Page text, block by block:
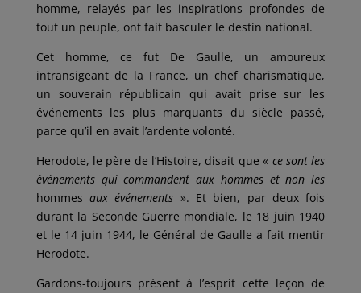
homme, relayés par les inspirations profondes de
tout un peuple, ont fait basculer le destin national.
Cet homme, ce fut De Gaulle, un amoureux
intransigeant de la France, un chef charismatique,
un souverain républicain qui avait prise sur les
événements les plus marquants du siècle passé,
parce qu’il en avait l’ardente volonté.
Herodote, le père de l’Histoire, disait que « ce sont les
événements qui commandent aux hommes et non les
hommes aux événements ». Et bien, par deux fois
durant la Seconde Guerre mondiale, le 18 juin 1940
et le 14 juin 1944, le Général de Gaulle a fait mentir
Herodote.
Gardons-toujours présent à l’esprit cette leçon de